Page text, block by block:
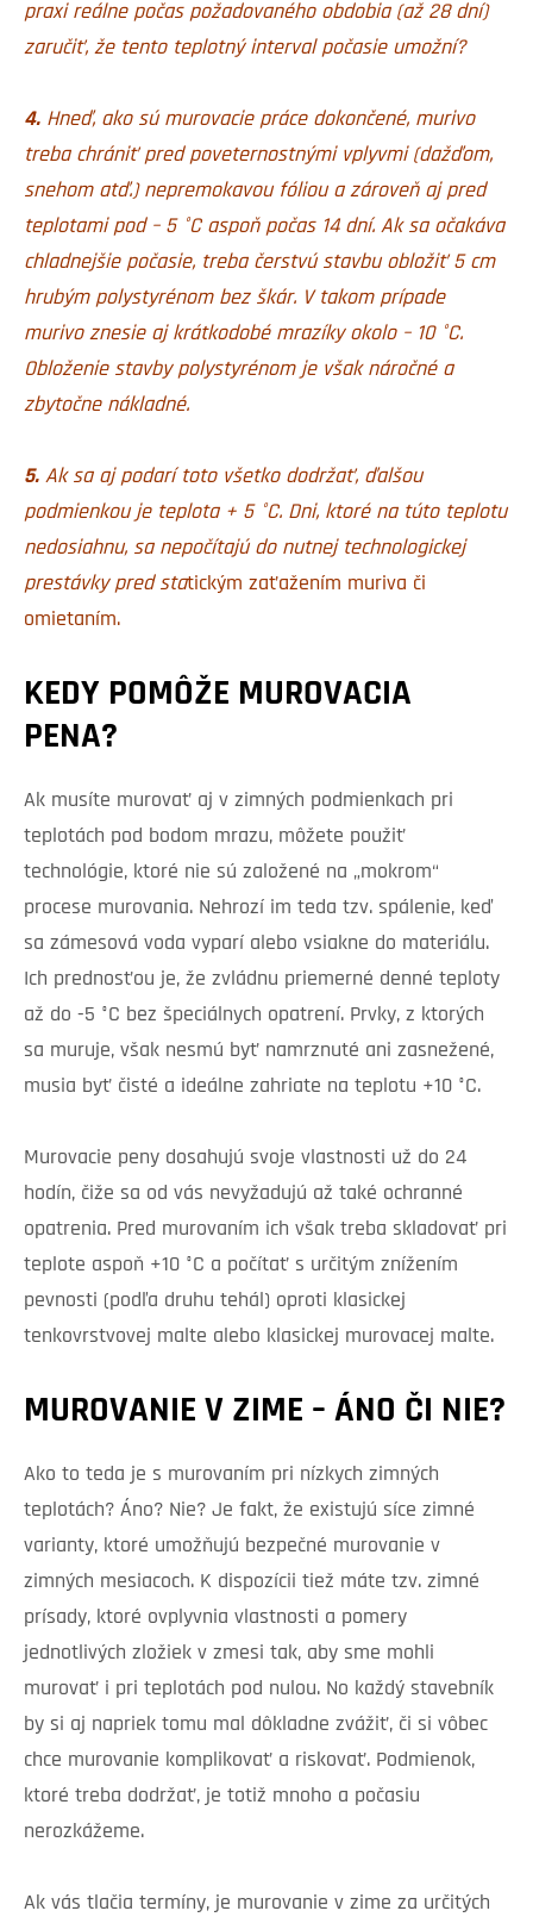
praxi reálne počas požadovaného obdobia (až 28 dní)
zaručiť, že tento teplotný interval počasie umožní?
4. Hneď, ako sú murovacie práce dokončené, murivo
treba chrániť pred poveternostnými vplyvmi (dažďom,
snehom atď.) nepremokavou fóliou a zároveň aj pred
teplotami pod – 5 °C aspoň počas 14 dní. Ak sa očakáva
chladnejšie počasie, treba čerstvú stavbu obložiť 5 cm
hrubým polystyrénom bez škár. V takom prípade
murivo znesie aj krátkodobé mrazíky okolo – 10 °C.
Obloženie stavby polystyrénom je však náročné a
zbytočne nákladné.
5. Ak sa aj podarí toto všetko dodržať, ďalšou
podmienkou je teplota + 5 °C. Dni, ktoré na túto teplotu
nedosiahnu, sa nepočítajú do nutnej technologickej
prestávky pred statickým zaťažením muriva či
omietaním.
KEDY POMÔŽE MUROVACIA
PENA?
Ak musíte murovať aj v zimných podmienkach pri
teplotách pod bodom mrazu, môžete použiť
technológie, ktoré nie sú založené na „mokrom“
procese murovania. Nehrozí im teda tzv. spálenie, keď
sa zámesová voda vyparí alebo vsiakne do materiálu.
Ich prednosťou je, že zvládnu priemerné denné teploty
až do -5 °C bez špeciálnych opatrení. Prvky, z ktorých
sa muruje, však nesmú byť namrznuté ani zasnežené,
musia byť čisté a ideálne zahriate na teplotu +10 °C.
Murovacie peny dosahujú svoje vlastnosti už do 24
hodín, čiže sa od vás nevyžadujú až také ochranné
opatrenia. Pred murovaním ich však treba skladovať pri
teplote aspoň +10 °C a počítať s určitým znížením
pevnosti (podľa druhu tehál) oproti klasickej
tenkovrstvovej malte alebo klasickej murovacej malte.
MUROVANIE V ZIME – ÁNO ČI NIE?
Ako to teda je s murovaním pri nízkych zimných
teplotách? Áno? Nie? Je fakt, že existujú síce zimné
varianty, ktoré umožňujú bezpečné murovanie v
zimných mesiacoch. K dispozícii tiež máte tzv. zimné
prísady, ktoré ovplyvnia vlastnosti a pomery
jednotlivých zložiek v zmesi tak, aby sme mohli
murovať i pri teplotách pod nulou. No každý stavebník
by si aj napriek tomu mal dôkladne zvážiť, či si vôbec
chce murovanie komplikovať a riskovať. Podmienok,
ktoré treba dodržať, je totiž mnoho a počasiu
nerozkážeme.
Ak vás tlačia termíny, je murovanie v zime za určitých